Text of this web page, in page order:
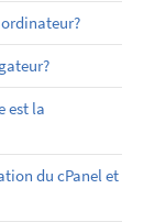
est la
du cPanel et